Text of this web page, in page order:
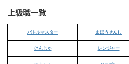
上級職一覧
バトルマスター まほうせんし
けんじゃ レンジャー